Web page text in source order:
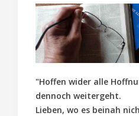
"Hoffen wider alle
dennoch weitergeht.
Lieben, wo es beinah